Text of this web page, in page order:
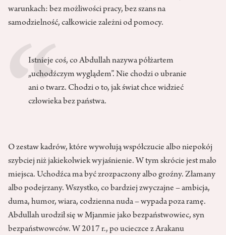
warunkach: bez możliwości pracy, bez szans na
samodzielność, całkowicie zależni od pomocy.
Istnieje coś, co Abdullah nazywa półżartem
„uchodźczym wyglądem”. Nie chodzi o ubranie
ani o twarz. Chodzi o to, jak świat chce widzieć
człowieka bez państwa.
O zestaw kadrów, które wywołują współczucie albo niepokój
szybciej niż jakiekolwiek wyjaśnienie. W tym skrócie jest mało
miejsca. Uchodźca ma być zrozpaczony albo groźny. Złamany
albo podejrzany. Wszystko, co bardziej zwyczajne – ambicja,
duma, humor, wiara, codzienna nuda – wypada poza ramę.
Abdullah urodził się w Mjanmie jako bezpaństwowiec, syn
bezpaństwowców. W 2017 r., po ucieczce z Arakanu